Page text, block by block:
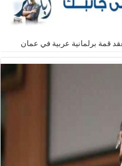
قمة برلمانية عربية في عمان